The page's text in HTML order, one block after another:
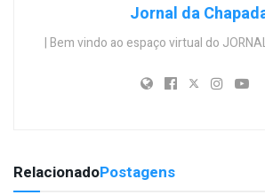
Jornal da
| Bem vindo ao espaço virtual do
RelacionadoPostagens